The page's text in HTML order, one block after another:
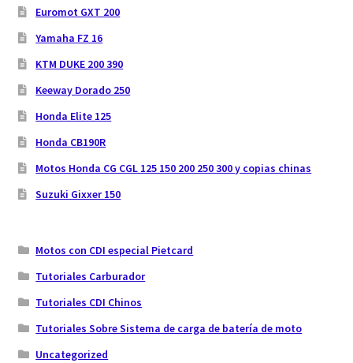
Euromot GXT 200
Yamaha FZ 16
KTM DUKE 200 390
Keeway Dorado 250
Honda Elite 125
Honda CB190R
Motos Honda CG CGL 125 150 200 250 300 y copias chinas
Suzuki Gixxer 150
Motos con CDI especial Pietcard
Tutoriales Carburador
Tutoriales CDI Chinos
Tutoriales Sobre Sistema de carga de batería de moto
Uncategorized